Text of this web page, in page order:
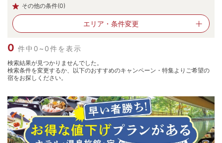
その他の条件(0)
エリア・ 条件変更
0 件中0~0件を表示
検索結果が見つかりませんでした。
検索条件を変更するか、以下のおすすめのキャンペーン・特集よりご希望の
宿をお探しください。